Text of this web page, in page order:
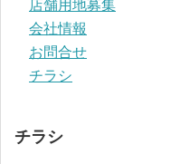
店舗用地募集
会社情報
お問合せ
チラシ
チラシ